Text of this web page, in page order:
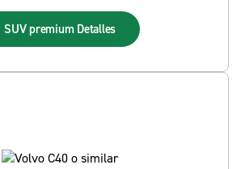
SUV premium Detalles